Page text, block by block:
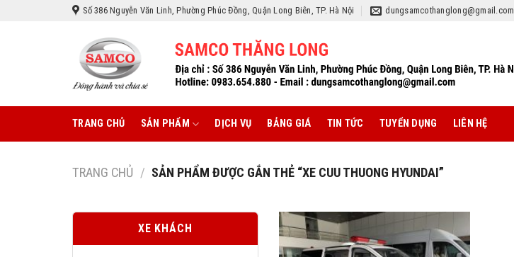
Số 386 Nguyễn Văn Linh, Phường Phúc Đồng, Quận Long Biên, TP. Hà Nội dungsamcothanglong@gmail.com
TRANG CHỦ SẢN PHẨM DỊCH VỤ BẢNG GIÁ TIN TỨC TUYỂN DỤNG LIÊN HỆ
TRANG CHỦ / SẢN PHẨM ĐƯỢC GẮN THẺ “XE CUU THUONG HYUNDAI”
XE KHÁCH